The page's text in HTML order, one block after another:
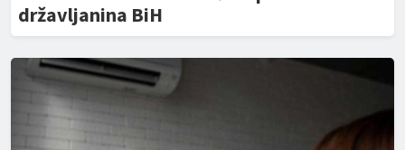
državljanina BiH